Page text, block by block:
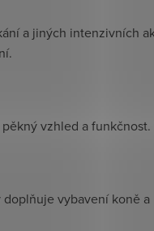
a jiných intenzivních
vzhled a funkčnost.
vybavení koně a